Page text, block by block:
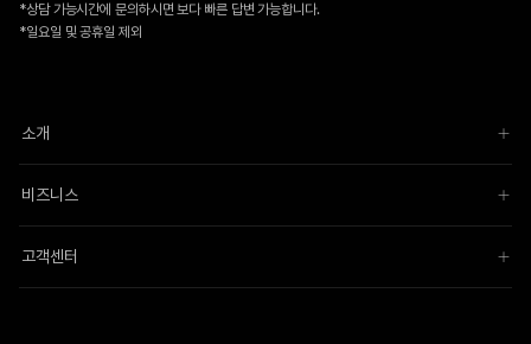
*상담 가능시간에 문의하시면 보다 빠른 답변 가능합니다.
*일요일 및 공휴일 제외
소개
비즈니스
고객센터